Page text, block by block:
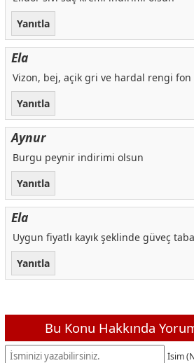
Yanıtla
Ela
Vizon, bej, açik gri ve hardal rengi
Yanıtla
Aynur
Burgu peynir indirimi olsun
Yanıtla
Ela
Uygun fiyatlı kayık şeklinde güveç
Yanıtla
Bu Konu Hakkında
İsim